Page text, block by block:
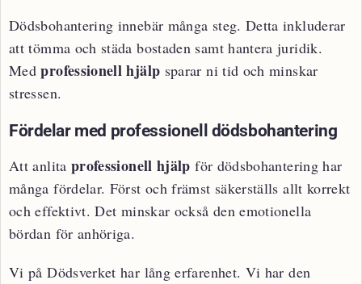
Dödsbohantering innebär många steg. Detta inkluderar
att tömma och städa bostaden samt hantera juridik.
Medprofessionell hjälp sparar ni tid och minskar
stressen.
Fördelar med professionell dödsbohantering
Att anlita professionell hjälp för dödsbohantering har
många fördelar. Först och främst säkerställs allt korrekt
och effektivt. Det minskar också den emotionella
bördan för anhöriga.
Vi på Dödsverket har lång erfarenhet. Vi har den